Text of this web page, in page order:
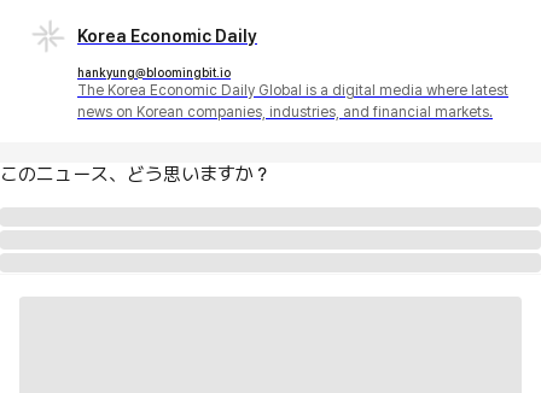
Korea Economic Daily
hankyung@bloomingbit.io
The Korea Economic Daily Global is a digital media where latest
news on Korean companies, industries, and financial markets.
このニュース、どう思いますか？